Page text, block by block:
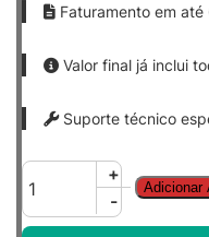
Faturamento em
Valor final já inclui
Suporte técnico
B
t
+
-
Adicionar